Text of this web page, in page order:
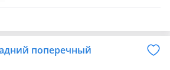
поперечный